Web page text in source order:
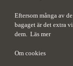
Eftersom många av
bagaget är det extra
dem. Läs mer
Om cookies